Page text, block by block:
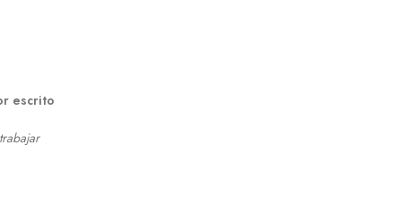
escrito